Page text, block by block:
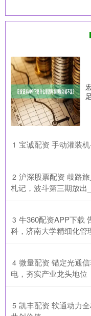
1 宝诚配资 手动灌装
2 沪深股票配资 歧路
札记，波斗第三期放出
3 牛360配资APP下载
科，济南大学精细化管
4 微量配资 锚定光通
电，夯实产业龙头地位
5 凯丰配资 软通动力